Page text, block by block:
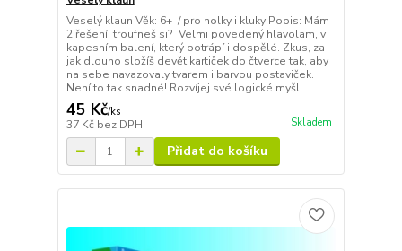
Veselý klaun Věk: 6+ / pro holky i kluky Popis: Mám
2 řešení, troufneš si? Velmi povedený hlavolam, v
kapesním balení, který potrápí i dospělé. Zkus, za
jak dlouho složíš devět kartiček do čtverce tak, aby
na sebe navazovaly tvarem i barvou postaviček.
Není to tak snadné! Rozvíjej své logické myšl...
45 Kč/ks
37 Kč bez DPH Skladem
Přidat do košíku